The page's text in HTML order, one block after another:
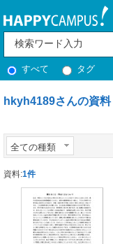
すべて タグ
hkyh4189さんの資料
全ての種類
資料:1件